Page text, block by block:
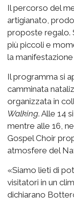
Il percorso del
artigianato,
proposte regalo.
più piccoli e
la
Il programma si
camminata
organizzata in
Walking. Alle 14
mentre alle 16,
Gospel Choir
atmosfere del
«Siamo lieti di
visitatori in un
dichiarano